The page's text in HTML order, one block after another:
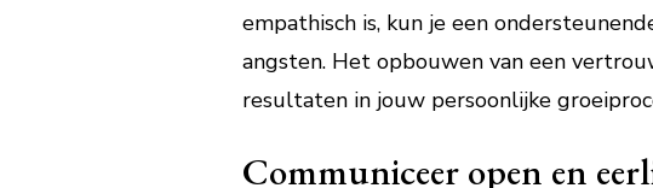
empathisch is, kun je een
angsten. Het opbouwen van een
resultaten in jouw persoonlijke
Communiceer open en